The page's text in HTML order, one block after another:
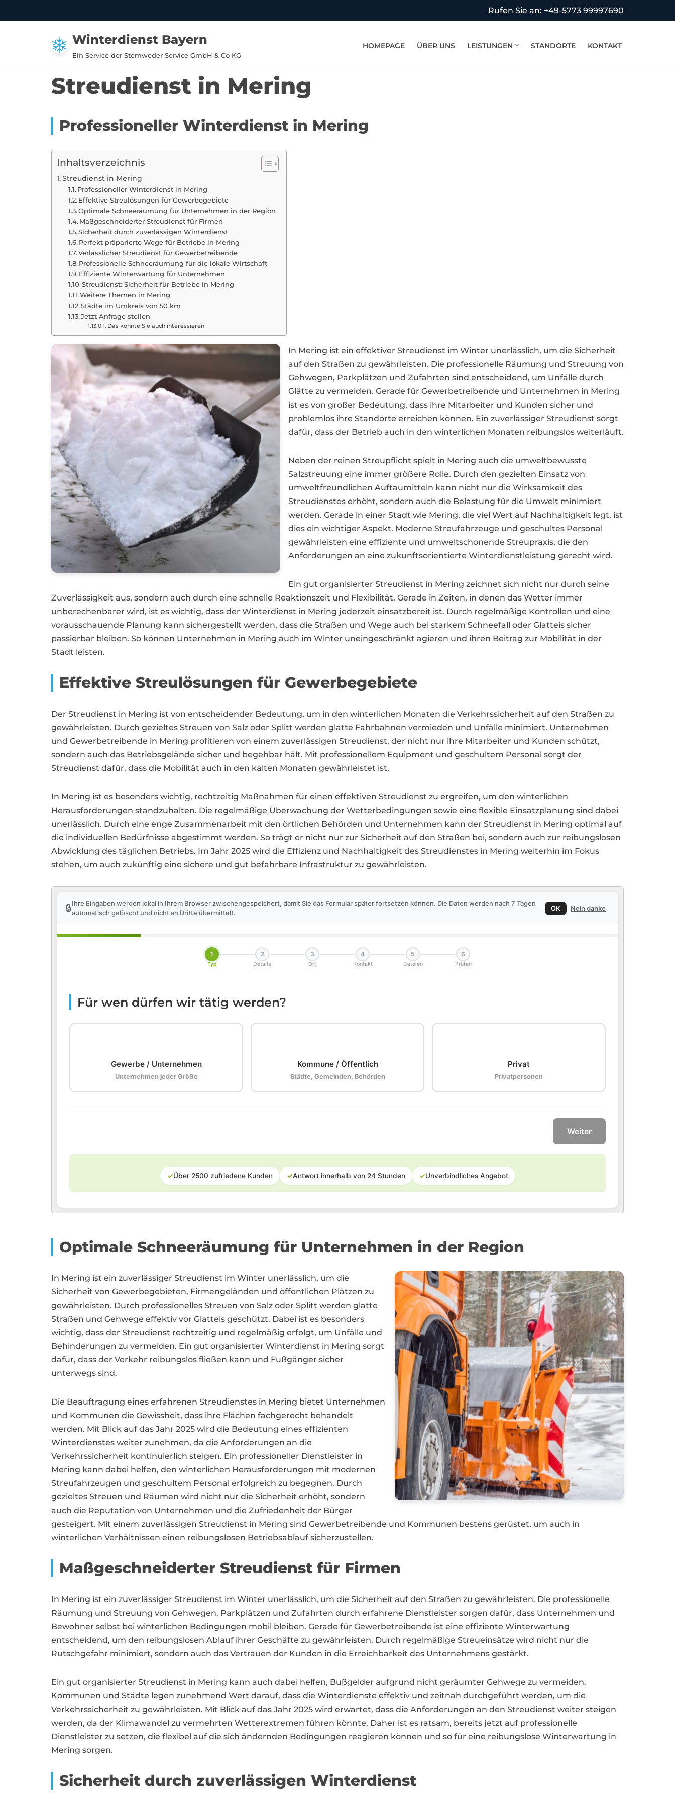
Rufen Sie an: +49-5773 99997690
Winterdienst Bayern
Ein Service der Stemweder Service GmbH & Co KG
HOMEPAGE ÜBER UNS LEISTUNGEN STANDORTE KONTAKT
Streudienst in Mering
Professioneller Winterdienst in Mering
Inhaltsverzeichnis
Streudienst in Mering
Professioneller Winterdienst in Mering
Effektive Streulösungen für Gewerbegebiete
Optimale Schneeräumung für Unternehmen in der Region
Maßgeschneiderter Streudienst für Firmen
Sicherheit durch zuverlässigen Winterdienst
Perfekt präparierte Wege für Betriebe in Mering
Verlässlicher Streudienst für Gewerbetreibende
Professionelle Schneeräumung für die lokale Wirtschaft
Effiziente Winterwartung für Unternehmen
Streudienst: Sicherheit für Betriebe in Mering
Weitere Themen in Mering
Städte im Umkreis von 50 km
Jetzt Anfrage stellen
Das könnte Sie auch interessieren
In Mering ist ein effektiver Streudienst im Winter unerlässlich, um die Sicherheit
auf den Straßen zu gewährleisten. Die professionelle Räumung und Streuung von
Gehwegen, Parkplätzen und Zufahrten sind entscheidend, um Unfälle durch
Glätte zu vermeiden. Gerade für Gewerbetreibende und Unternehmen in Mering
ist es von großer Bedeutung, dass ihre Mitarbeiter und Kunden sicher und
problemlos ihre Standorte erreichen können. Ein zuverlässiger Streudienst sorgt
dafür, dass der Betrieb auch in den winterlichen Monaten reibungslos weiterläuft.
Neben der reinen Streupflicht spielt in Mering auch die umweltbewusste
Salzstreuung eine immer größere Rolle. Durch den gezielten Einsatz von
umweltfreundlichen Auftaumitteln kann nicht nur die Wirksamkeit des
Streudienstes erhöht, sondern auch die Belastung für die Umwelt minimiert
werden. Gerade in einer Stadt wie Mering, die viel Wert auf Nachhaltigkeit legt, ist
dies ein wichtiger Aspekt. Moderne Streufahrzeuge und geschultes Personal
gewährleisten eine effiziente und umweltschonende Streupraxis, die den
Anforderungen an eine zukunftsorientierte Winterdienstleistung gerecht wird.
Ein gut organisierter Streudienst in Mering zeichnet sich nicht nur durch seine
Zuverlässigkeit aus, sondern auch durch eine schnelle Reaktionszeit und Flexibilität. Gerade in Zeiten, in denen das Wetter immer
unberechenbarer wird, ist es wichtig, dass der Winterdienst in Mering jederzeit einsatzbereit ist. Durch regelmäßige Kontrollen und eine
vorausschauende Planung kann sichergestellt werden, dass die Straßen und Wege auch bei starkem Schneefall oder Glatteis sicher
passierbar bleiben. So können Unternehmen in Mering auch im Winter uneingeschränkt agieren und ihren Beitrag zur Mobilität in der
Stadt leisten.
Effektive Streulösungen für Gewerbegebiete
Der Streudienst in Mering ist von entscheidender Bedeutung, um in den winterlichen Monaten die Verkehrssicherheit auf den Straßen zu
gewährleisten. Durch gezieltes Streuen von Salz oder Splitt werden glatte Fahrbahnen vermieden und Unfälle minimiert. Unternehmen
und Gewerbetreibende in Mering profitieren von einem zuverlässigen Streudienst, der nicht nur ihre Mitarbeiter und Kunden schützt,
sondern auch das Betriebsgelände sicher und begehbar hält. Mit professionellem Equipment und geschultem Personal sorgt der
Streudienst dafür, dass die Mobilität auch in den kalten Monaten gewährleistet ist.
In Mering ist es besonders wichtig, rechtzeitig Maßnahmen für einen effektiven Streudienst zu ergreifen, um den winterlichen
Herausforderungen standzuhalten. Die regelmäßige Überwachung der Wetterbedingungen sowie eine flexible Einsatzplanung sind dabei
unerlässlich. Durch eine enge Zusammenarbeit mit den örtlichen Behörden und Unternehmen kann der Streudienst in Mering optimal auf
die individuellen Bedürfnisse abgestimmt werden. So trägt er nicht nur zur Sicherheit auf den Straßen bei, sondern auch zur reibungslosen
Abwicklung des täglichen Betriebs. Im Jahr 2025 wird die Effizienz und Nachhaltigkeit des Streudienstes in Mering weiterhin im Fokus
stehen, um auch zukünftig eine sichere und gut befahrbare Infrastruktur zu gewährleisten.
🔒Ihre Eingaben werden lokal in Ihrem Browser zwischengespeichert, damit Sie das Formular später fortsetzen können. Die Daten werden nach 7 Tagen
automatisch gelöscht und nicht an Dritte übermittelt.
OK Nein danke
1
Typ
2
Details
3
Ort
4
Kontakt
5
Dateien
6
Prüfen
Für wen dürfen wir tätig werden?
Gewerbe / Unternehmen
Unternehmen jeder Größe
Kommune / Öffentlich
Städte, Gemeinden, Behörden
Privat
Privatpersonen
Weiter
✓Über 2500 zufriedene Kunden ✓Antwort innerhalb von 24 Stunden ✓Unverbindliches Angebot
Optimale Schneeräumung für Unternehmen in der Region
In Mering ist ein zuverlässiger Streudienst im Winter unerlässlich, um die
Sicherheit von Gewerbegebieten, Firmengeländen und öffentlichen Plätzen zu
gewährleisten. Durch professionelles Streuen von Salz oder Splitt werden glatte
Straßen und Gehwege effektiv vor Glatteis geschützt. Dabei ist es besonders
wichtig, dass der Streudienst rechtzeitig und regelmäßig erfolgt, um Unfälle und
Behinderungen zu vermeiden. Ein gut organisierter Winterdienst in Mering sorgt
dafür, dass der Verkehr reibungslos fließen kann und Fußgänger sicher
unterwegs sind.
Die Beauftragung eines erfahrenen Streudienstes in Mering bietet Unternehmen
und Kommunen die Gewissheit, dass ihre Flächen fachgerecht behandelt
werden. Mit Blick auf das Jahr 2025 wird die Bedeutung eines effizienten
Winterdienstes weiter zunehmen, da die Anforderungen an die
Verkehrssicherheit kontinuierlich steigen. Ein professioneller Dienstleister in
Mering kann dabei helfen, den winterlichen Herausforderungen mit modernen
Streufahrzeugen und geschultem Personal erfolgreich zu begegnen. Durch
gezieltes Streuen und Räumen wird nicht nur die Sicherheit erhöht, sondern
auch die Reputation von Unternehmen und die Zufriedenheit der Bürger
gesteigert. Mit einem zuverlässigen Streudienst in Mering sind Gewerbetreibende und Kommunen bestens gerüstet, um auch in
winterlichen Verhältnissen einen reibungslosen Betriebsablauf sicherzustellen.
Maßgeschneiderter Streudienst für Firmen
In Mering ist ein zuverlässiger Streudienst im Winter unerlässlich, um die Sicherheit auf den Straßen zu gewährleisten. Die professionelle
Räumung und Streuung von Gehwegen, Parkplätzen und Zufahrten durch erfahrene Dienstleister sorgen dafür, dass Unternehmen und
Bewohner selbst bei winterlichen Bedingungen mobil bleiben. Gerade für Gewerbetreibende ist eine effiziente Winterwartung
entscheidend, um den reibungslosen Ablauf ihrer Geschäfte zu gewährleisten. Durch regelmäßige Streueinsätze wird nicht nur die
Rutschgefahr minimiert, sondern auch das Vertrauen der Kunden in die Erreichbarkeit des Unternehmens gestärkt.
Ein gut organisierter Streudienst in Mering kann auch dabei helfen, Bußgelder aufgrund nicht geräumter Gehwege zu vermeiden.
Kommunen und Städte legen zunehmend Wert darauf, dass die Winterdienste effektiv und zeitnah durchgeführt werden, um die
Verkehrssicherheit zu gewährleisten. Mit Blick auf das Jahr 2025 wird erwartet, dass die Anforderungen an den Streudienst weiter steigen
werden, da der Klimawandel zu vermehrten Wetterextremen führen könnte. Daher ist es ratsam, bereits jetzt auf professionelle
Dienstleister zu setzen, die flexibel auf die sich ändernden Bedingungen reagieren können und so für eine reibungslose Winterwartung in
Mering sorgen.
Sicherheit durch zuverlässigen Winterdienst